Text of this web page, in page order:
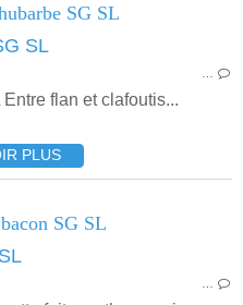
SG SL
flan et clafoutis...
PLUS
SG SL